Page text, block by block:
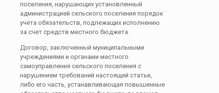
поселения, нарушающих установленный
администрацией сельского поселения порядок
учета обязательств, подлежащих исполнению
за счет средств местного бюджета.
Договор, заключенный муниципальными
учреждениями и органами местного
самоуправления сельского поселения с
нарушением требований настоящей статьи,
либо его часть, устанавливающая повышенные